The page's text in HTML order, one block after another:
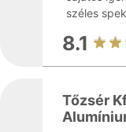
széles
8.1
Tőzsér